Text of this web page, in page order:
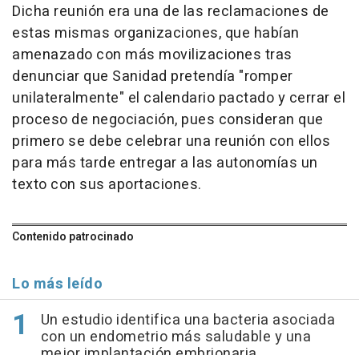
Dicha reunión era una de las reclamaciones de
estas mismas organizaciones, que habían
amenazado con más movilizaciones tras
denunciar que Sanidad pretendía "romper
unilateralmente" el calendario pactado y cerrar el
proceso de negociación, pues consideran que
primero se debe celebrar una reunión con ellos
para más tarde entregar a las autonomías un
texto con sus aportaciones.
Contenido patrocinado
Lo más leído
Un estudio identifica una bacteria asociada
con un endometrio más saludable y una